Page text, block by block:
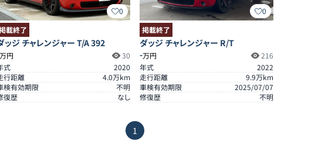
0
載終了
ッジ チャレンジャー T/A 392
万円
30
式
2020
行距離
4.0万km
検有効期限
不明
復歴
なし
0
掲載終了
ダッジ チャレンジャー R/T
-万円
216
年式
2022
走行距離
9.9万km
車検有効期限
2025/07/07
修復歴
不明
1